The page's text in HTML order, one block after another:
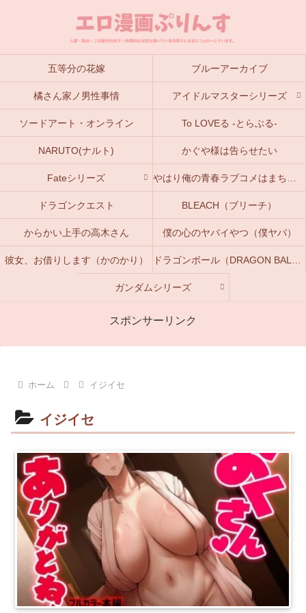
五等分の花嫁 ブルーアーカイブ
橘さん家ノ男性事情 アイドルマスターシリーズ
ソードアート・オンライン To LOVEる -とらぶる-
NARUTO(ナルト) かぐや様は告らせたい
Fateシリーズ
ドラゴンクエスト BLEACH（ブリーチ）
からかい上手の高木さん 僕の心のヤバイやつ（僕ヤバ）
彼女、お借りします（かのかり）
ガンダムシリーズ
スポンサーリンク
ホーム イジイセ
イジイセ